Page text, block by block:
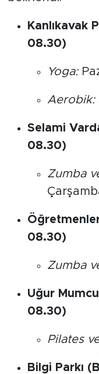
Kanlıkavak
08.30)
Yoga:
Aerobik:
Selami
08.30)
Zumba
08.30)
Zumba
Uğur
08.30)
Pilates
Bilgi Parkı